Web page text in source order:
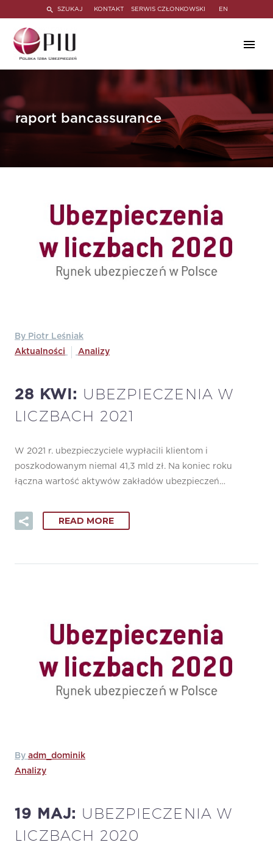
SZUKAJ KONTAKT SERWIS CZŁONKOWSKI EN
raport bancassurance
By Piotr Leśniak
Aktualności
Analizy
28 KWI: UBEZPIECZENIA W
LICZBACH 2021
W 2021 r. ubezpieczyciele wypłacili klientom i
poszkodowanym niemal 41,3 mld zł. Na koniec roku
łączna wartość aktywów zakładów ubezpieczeń…
READ MORE
By adm_dominik
Analizy
19 MAJ: UBEZPIECZENIA W
LICZBACH 2020